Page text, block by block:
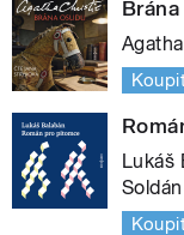
Lukáš
Soldán